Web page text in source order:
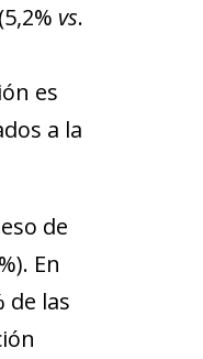
vs.
es
a la
de
En
de las